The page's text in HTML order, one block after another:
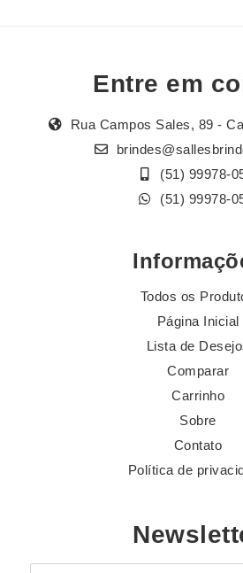
Entre em
Rua Campos Sales, 89 -
(51) 99978-
(51) 99978-
Todos os
Página Inicial
Lista de
Comparar
Carrinho
Sobre
Contato
Política de